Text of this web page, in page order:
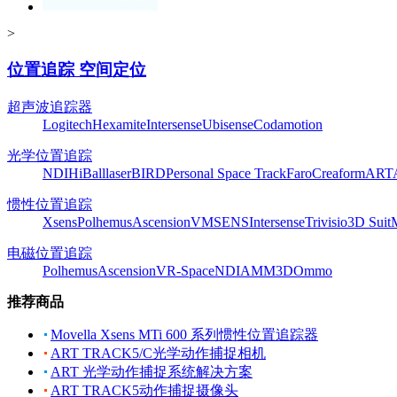
>
位置追踪 空间定位
超声波追踪器
LogitechHexamiteIntersenseUbisenseCodamotion
光学位置追踪
NDIHiBalllaserBIRDPersonal Space TrackFaroCreaformART
惯性位置追踪
XsensPolhemusAscensionVMSENSIntersenseTrivisio3D Suit
电磁位置追踪
PolhemusAscensionVR-SpaceNDIAMM3DOmmo
推荐商品
Movella Xsens MTi 600 系列惯性位置追踪器
ART TRACK5/C光学动作捕捉相机
ART 光学动作捕捉系统解决方案
ART TRACK5动作捕捉摄像头